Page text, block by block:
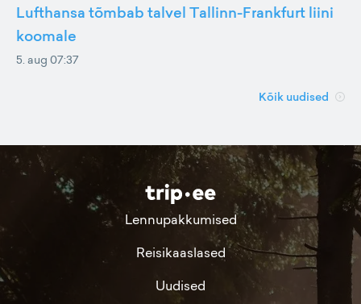
Lufthansa tõmbab talvel Tallinn-Frankfurt liini
koomale
5. aug 07:37
Kõik uudised
Lennupakkumised
Reisikaaslased
Uudised